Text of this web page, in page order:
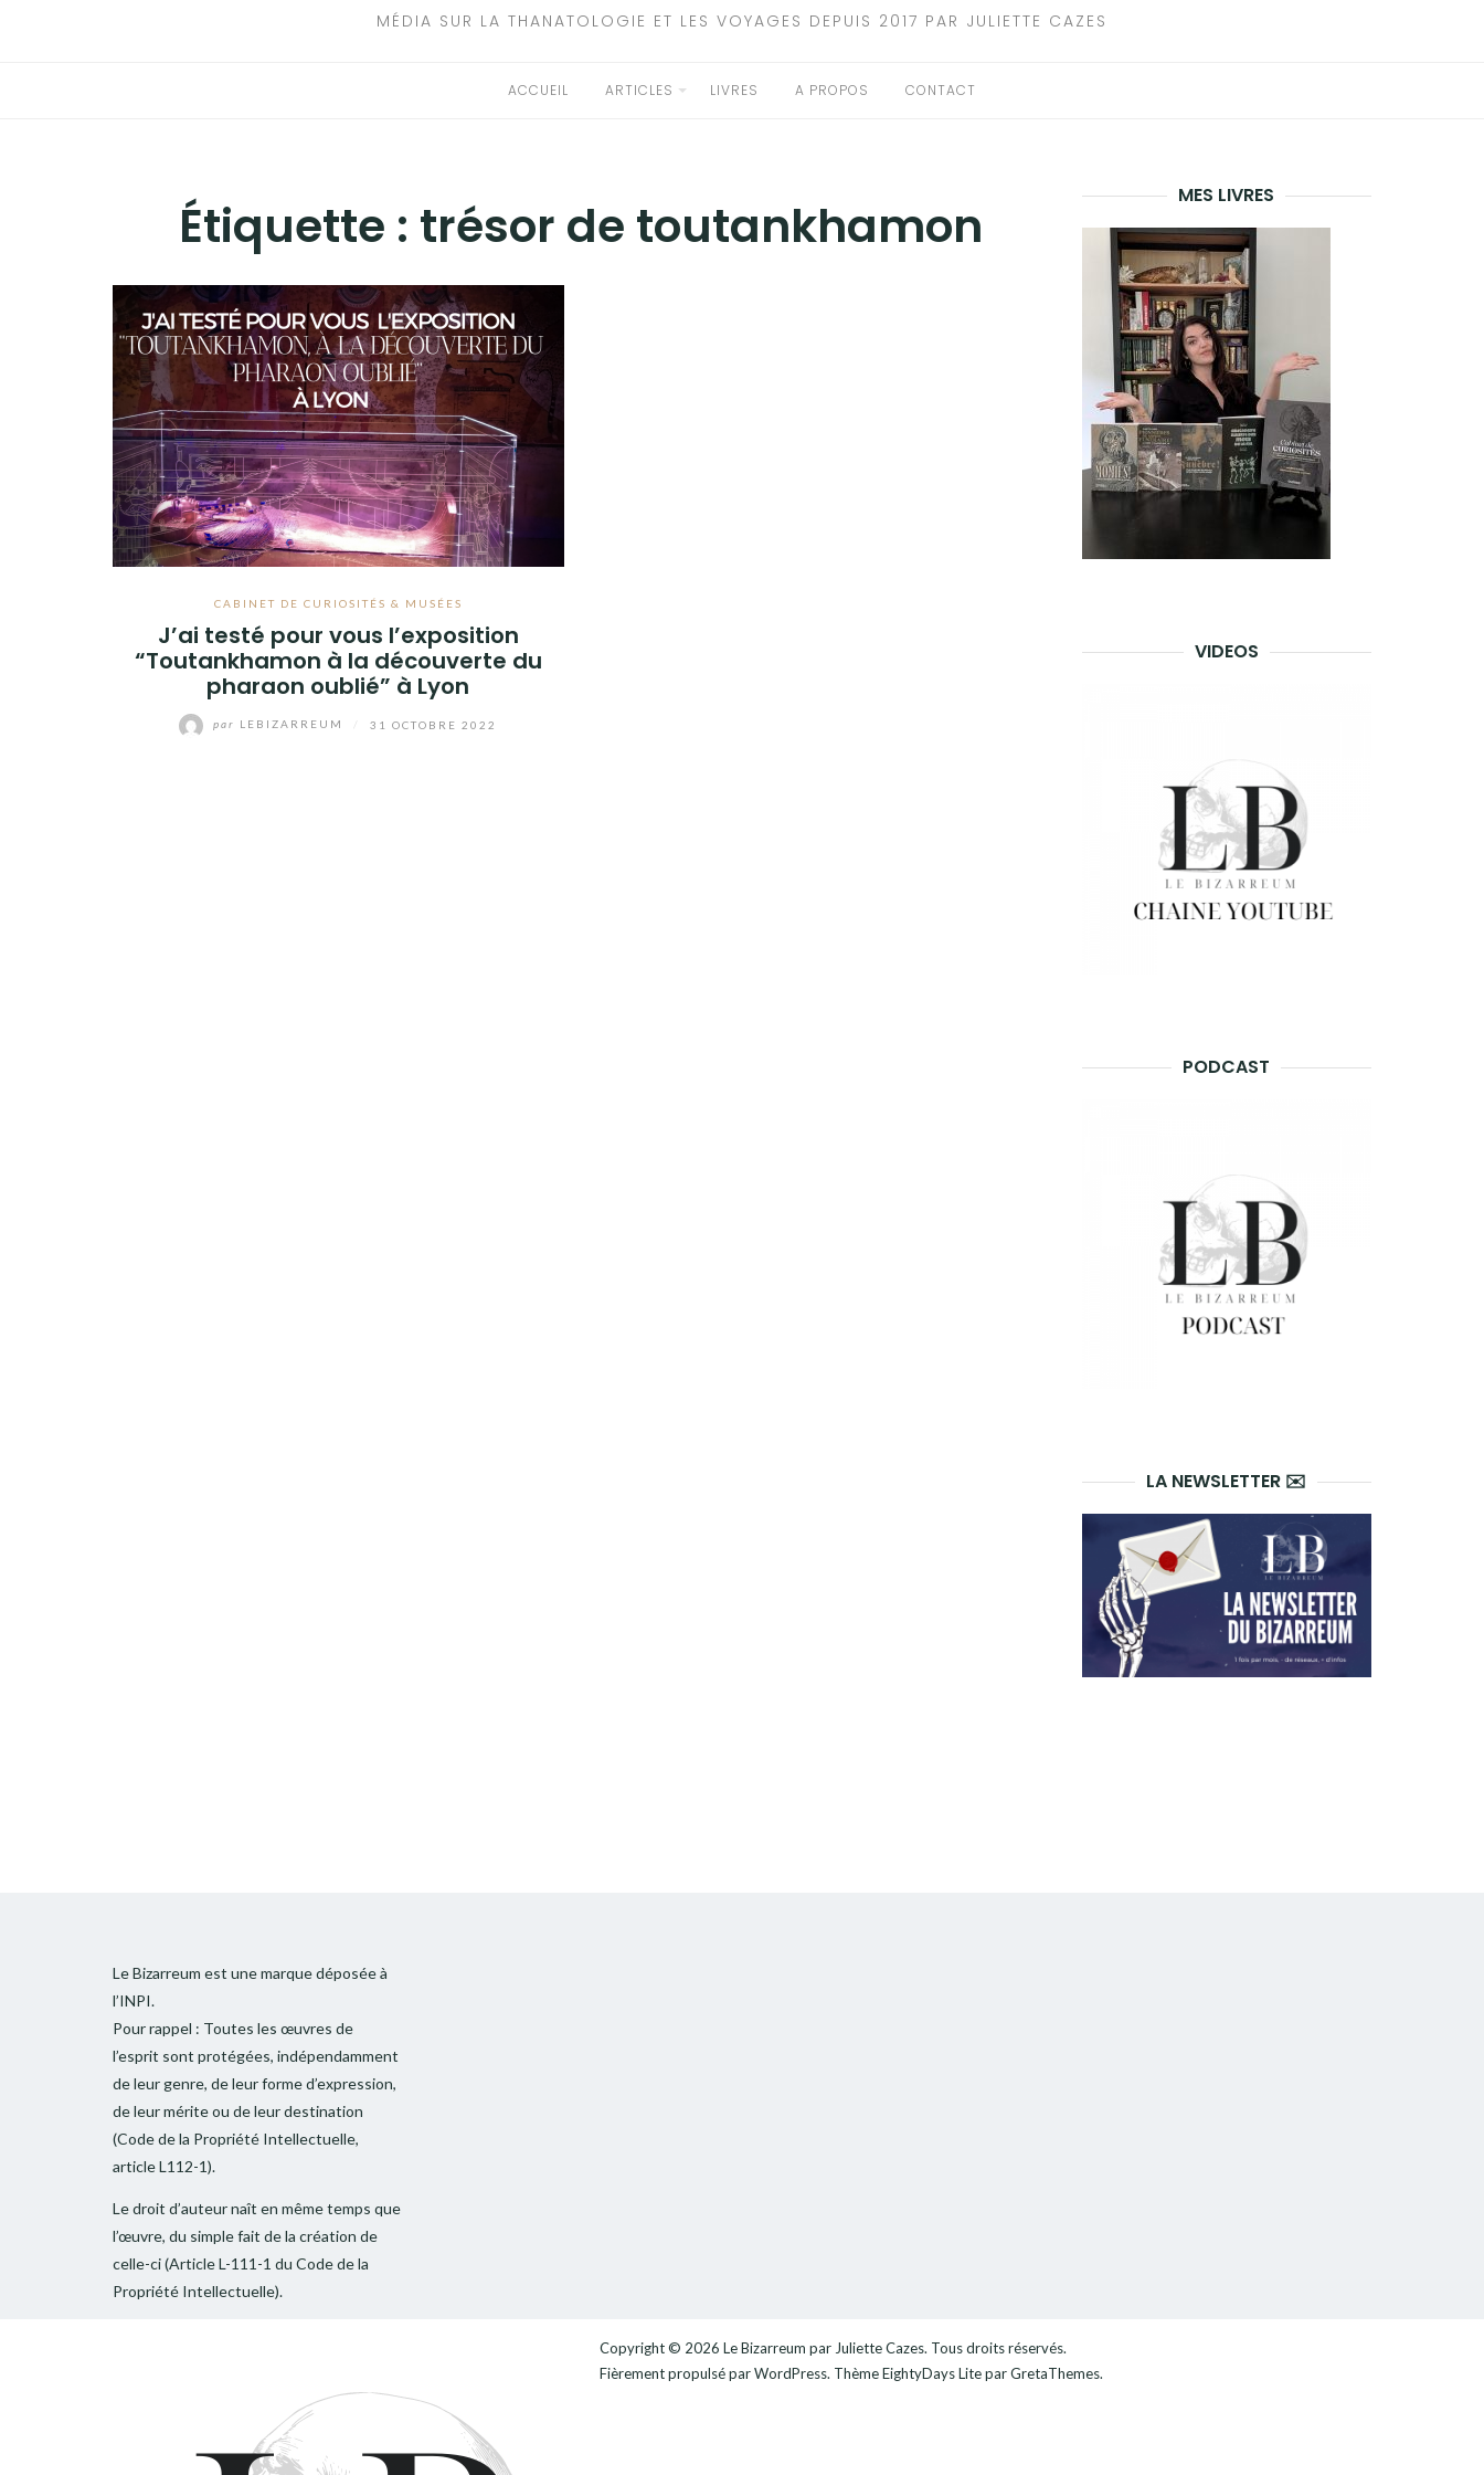
MÉDIA SUR LA THANATOLOGIE ET LES VOYAGES DEPUIS 2017 PAR JULIETTE CAZES
ACCUEIL ARTICLES LIVRES A PROPOS CONTACT
Étiquette : trésor de toutankhamon
CABINET DE CURIOSITÉS & MUSÉES
J’ai testé pour vous l’exposition
“Toutankhamon à la découverte du
pharaon oublié” à Lyon
par LEBIZARREUM 31 OCTOBRE 2022
MES LIVRES
VIDEOS
PODCAST
LA NEWSLETTER ✉️
Le Bizarreum est une marque déposée à
l’INPI.
Pour rappel : Toutes les œuvres de
l’esprit sont protégées, indépendamment
de leur genre, de leur forme d’expression,
de leur mérite ou de leur destination
(Code de la Propriété Intellectuelle,
article L112-1).
Le droit d’auteur naît en même temps que
l’œuvre, du simple fait de la création de
celle-ci (Article L-111-1 du Code de la
Propriété Intellectuelle).
Copyright © 2026 Le Bizarreum par Juliette Cazes. Tous droits réservés.
Fièrement propulsé parWordPress. ThèmeEightyDays Litepar GretaThemes.